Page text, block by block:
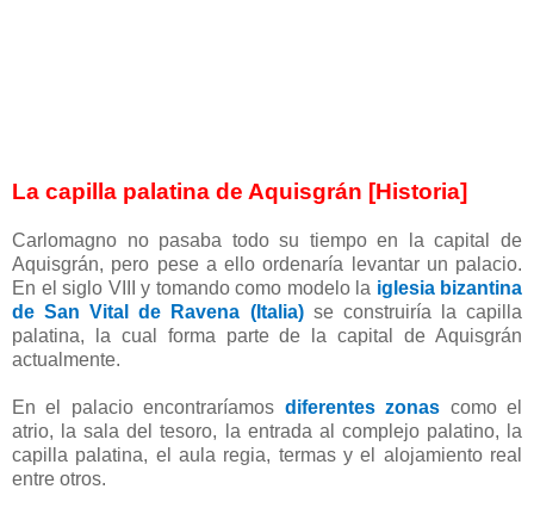
La capilla palatina de Aquisgrán [Historia]
Carlomagno no pasaba todo su tiempo en la capital de
Aquisgrán, pero pese a ello ordenaría levantar un palacio.
En el siglo VIII y tomando como modelo la iglesia bizantina
de San Vital de Ravena (Italia)se construiría la capilla
palatina, la cual forma parte de la capital de Aquisgrán
actualmente.
En el palacio encontraríamos diferentes zonas como el
atrio, la sala del tesoro, la entrada al complejo palatino, la
capilla palatina, el aula regia, termas y el alojamiento real
entre otros.